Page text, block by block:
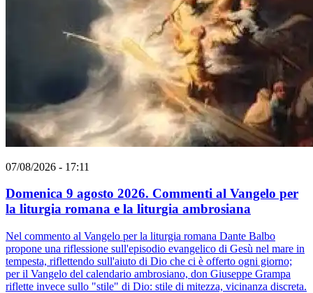
07/08/2026 - 17:11
Domenica 9 agosto 2026. Commenti al Vangelo per
la liturgia romana e la liturgia ambrosiana
Nel commento al Vangelo per la liturgia romana Dante Balbo
propone una riflessione sull'episodio evangelico di Gesù nel mare in
tempesta, riflettendo sull'aiuto di Dio che ci è offerto ogni giorno;
per il Vangelo del calendario ambrosiano, don Giuseppe Grampa
riflette invece sullo "stile" di Dio: stile di mitezza, vicinanza discreta.